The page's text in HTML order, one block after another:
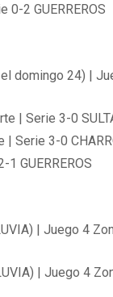
0-2 GUERREROS
domingo 24) |
| Serie 3-0
| Serie 3-0
1 GUERREROS
| Juego 4
| Juego 4